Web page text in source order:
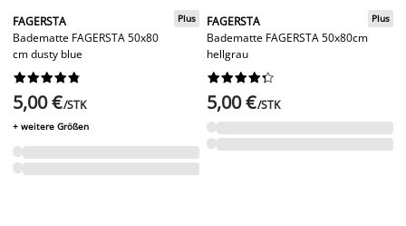
FAGERSTA
Badematte FAGERSTA 50x80
cm dusty blue
Plus






5,00 €/STK
+ weitere Größen
FAGERSTA
Badematte FAGERSTA 50x80cm
hellgrau
Plus






5,00 €/STK